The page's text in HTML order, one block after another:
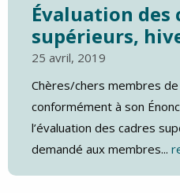
Évaluation des
supérieurs,
25 avril, 2019
Chères/chers membres de
conformément à son
l’évaluation des cadres
demandé aux membres...